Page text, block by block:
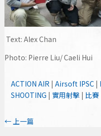
Text: Alex Chan
Photo: Pierre Liu/ Caeli Hui
ACTION AIR | Airsoft IPSC|
SHOOTING | 實用射擊| 比賽
← 上一篇